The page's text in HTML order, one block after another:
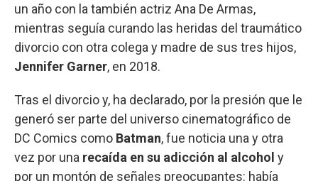
un año con la también actriz Ana De Armas,
mientras seguía curando las heridas del traumático
divorcio con otra colega y madre de sus tres hijos,
Jennifer Garner, en 2018.
Tras el divorcio y, ha declarado, por la presión que le
generó ser parte del universo cinematográfico de
DC Comics como Batman, fue noticia una y otra
vez por una recaída en su adicción al alcohol y
por un montón de señales preocupantes: había